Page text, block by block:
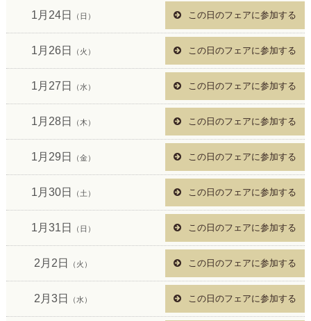
1月24日 （日） この日のフェアに参加する
1月26日 （火） この日のフェアに参加する
1月27日 （水） この日のフェアに参加する
1月28日 （木） この日のフェアに参加する
1月29日 （金） この日のフェアに参加する
1月30日 （土） この日のフェアに参加する
1月31日 （日） この日のフェアに参加する
2月2日 （火） この日のフェアに参加する
2月3日 （水） この日のフェアに参加する